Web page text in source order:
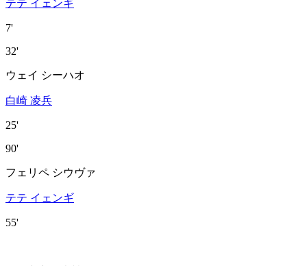
テテ イェンギ
7'
32'
ウェイ シーハオ
白崎 凌兵
25'
90'
フェリペ シウヴァ
テテ イェンギ
55'